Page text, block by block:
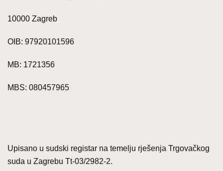
10000 Zagreb
OIB: 97920101596
MB: 1721356
MBS: 080457965
Upisano u sudski registar na temelju rješenja Trgovačkog
suda u Zagrebu Tt-03/2982-2.